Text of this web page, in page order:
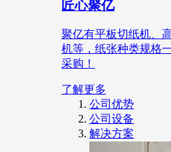
匠心聚亿
聚亿有平板切纸机、
机等，纸张种类规格
采购！
了解更多
公司优势
公司设备
解决方案